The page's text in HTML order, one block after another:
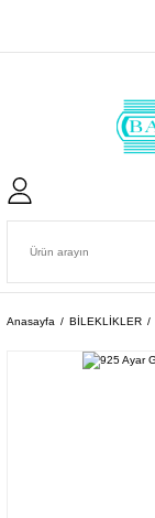
Anasayfa BİLEKLİKLER